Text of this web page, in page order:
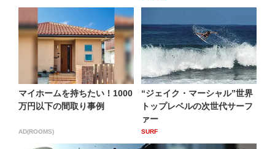
マイホームを持ちたい！1000
万円以下の間取り事例
AD(ROOMS)
“ジェイク・マーシャル”世界
トップレベルの次世代サーフ
ァー
SURF